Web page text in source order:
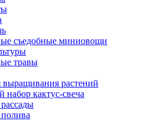
съедобные миниовощи
травы
растений
кактус-свеча